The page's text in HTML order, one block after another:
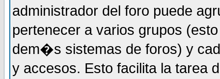
administrador del foro puede
pertenecer a varios grupos
dem�s sistemas de foros) y
y accesos. Esto facilita la tarea